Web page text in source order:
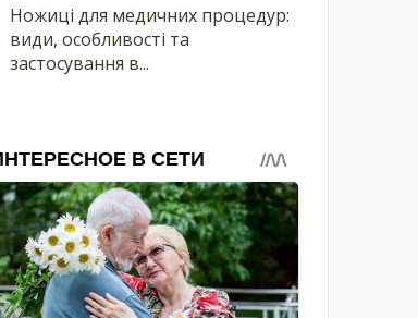
Ножиці для медичних процедур:
види, особливості та
застосування в...